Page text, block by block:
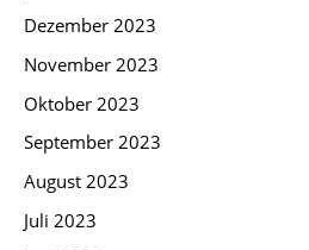
Dezember 2023
November 2023
Oktober 2023
September 2023
August 2023
Juli 2023